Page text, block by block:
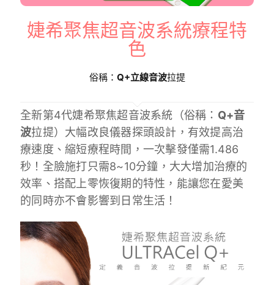
婕希聚焦超音波系統療程特
色
俗稱： Q+立線音波拉提
全新第4代婕希聚焦超音波系統（俗稱： Q+音
波拉提）大幅改良儀器探頭設計，有效提高治
療速度、縮短療程時間，一次擊發僅需1.486
秒！全臉施打只需8~10分鐘，大大增加治療的
效率、搭配上零恢復期的特性，能讓您在愛美
的同時亦不會影響到日常生活！